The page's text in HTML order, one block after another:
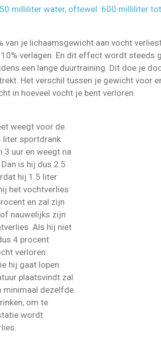
milliliter water, oftewel: 600 milliliter
van je lichaamsgewicht aan vocht
verlagen. En dit effect wordt
een lange duurtraining. Dit doe je
Het verschil tussen je gewicht voor
in hoeveel vocht je bent verloren.
weegt voor de
liter sportdrank
3 uur en weegt na
is hij dus 2.5
hij 1.5 liter
het vochtverlies
en zal zijn
nauwelijks zijn
Als hij niet
4 procent
verloren.
hij gaat lopen
plaatsvindt zal
minimaal dezelfde
om te
wordt